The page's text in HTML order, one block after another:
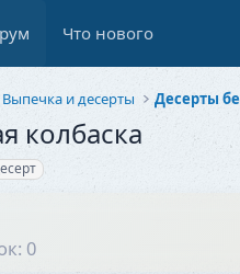
Что нового
Выпечка и десерты Десерты
колбаска
0